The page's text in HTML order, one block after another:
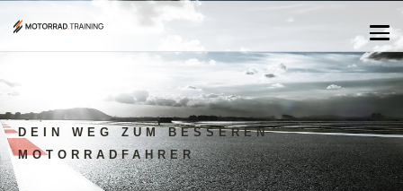
DEIN WEG ZUM BESSEREN
MOTORRADFAHRER